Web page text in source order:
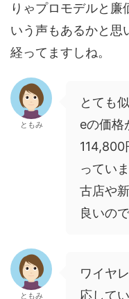
りゃプロモデルと廉
いう声もあるかと思
経ってますしね。
ともみ
とても
eの価格
ってい
古店や
良いの
ともみ
ワイヤ
応して